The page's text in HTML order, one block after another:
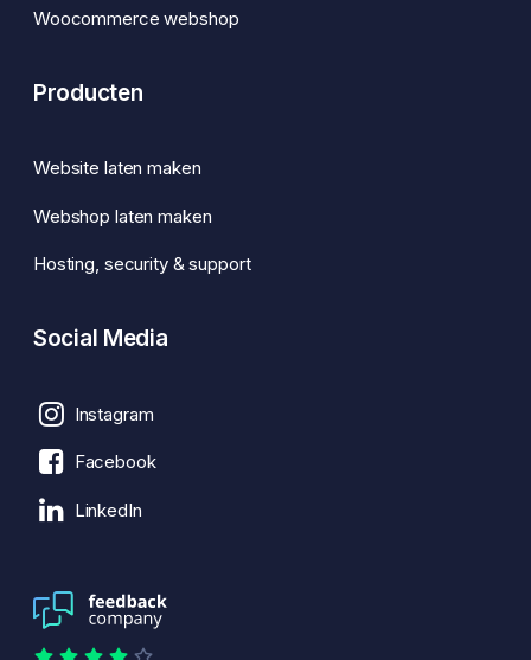
Woocommerce webshop
Producten
Website laten maken
Webshop laten maken
Hosting, security & support
Social Media
Instagram
Facebook
LinkedIn